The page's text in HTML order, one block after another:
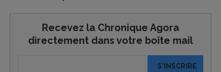
Recevez la Chronique Agora
directement dans votre boîte mail
S'INSCRIRE